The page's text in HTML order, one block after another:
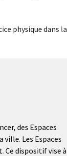
physique dans la
des Espaces
Les Espaces
Ce dispositif vise à